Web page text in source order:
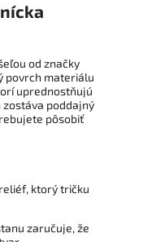
od značky
povrch materiálu
uprednostňujú
poddajný
pôsobiť
ktorý tričku
zaručuje, že